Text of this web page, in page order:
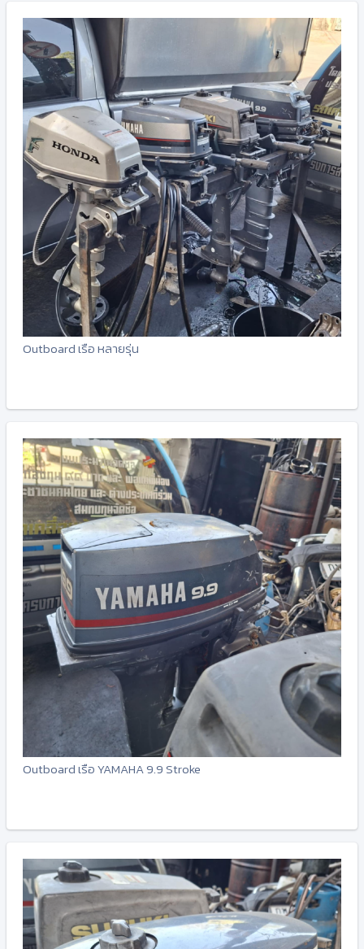
Outboard เรือ หลายรุ่น
Outboard เรือ YAMAHA 9.9 Stroke